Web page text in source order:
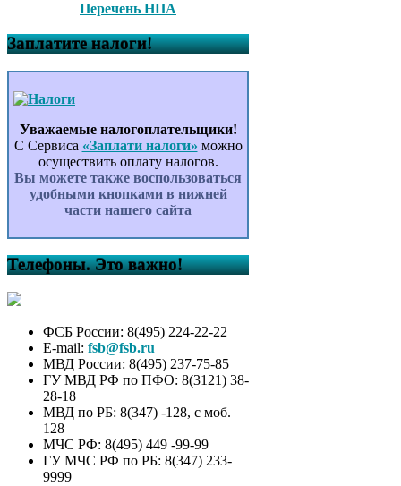
Перечень НПА
Заплатите налоги!
Уважаемые налогоплательщики!
С Сервиса «Заплати налоги» можно
осуществить оплату налогов.
Вы можете также воспользоваться
удобными кнопками в нижней
части нашего сайта
Телефоны. Это важно!
ФСБ России: 8(495) 224-22-22
E-mail: fsb@fsb.ru
МВД России: 8(495) 237-75-85
ГУ МВД РФ по ПФО: 8(3121) 38-
28-18
МВД по РБ: 8(347) -128, с моб. —
128
МЧС РФ: 8(495) 449 -99-99
ГУ МЧС РФ по РБ: 8(347) 233-
9999